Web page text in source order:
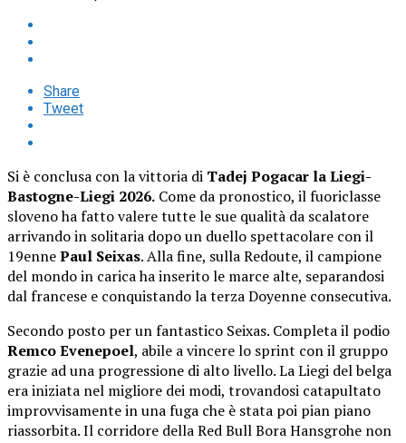
Share
Tweet
Si è conclusa con la vittoria di Tadej Pogacar la Liegi-
Bastogne-Liegi 2026. Come da pronostico, il fuoriclasse
sloveno ha fatto valere tutte le sue qualità da scalatore
arrivando in solitaria dopo un duello spettacolare con il
19ennePaul Seixas. Alla fine, sulla Redoute, il campione
del mondo in carica ha inserito le marce alte, separandosi
dal francese e conquistando la terza Doyenne consecutiva.
Secondo posto per un fantastico Seixas. Completa il podio
Remco Evenepoel, abile a vincere lo sprint con il gruppo
grazie ad una progressione di alto livello. La Liegi del belga
era iniziata nel migliore dei modi, trovandosi catapultato
improvvisamente in una fuga che è stata poi pian piano
riassorbita. Il corridore della Red Bull Bora Hansgrohe non